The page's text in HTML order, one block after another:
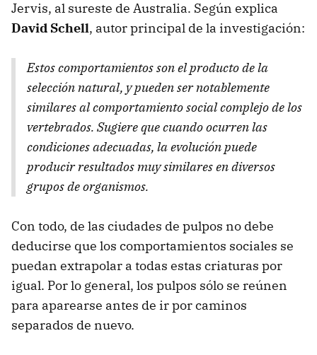
Jervis, al sureste de Australia. Según explica
David Schell, autor principal de la investigación:
Estos comportamientos son el producto de la
selección natural, y pueden ser notablemente
similares al comportamiento social complejo de los
vertebrados. Sugiere que cuando ocurren las
condiciones adecuadas, la evolución puede
producir resultados muy similares en diversos
grupos de organismos.
Con todo, de las ciudades de pulpos no debe
deducirse que los comportamientos sociales se
puedan extrapolar a todas estas criaturas por
igual. Por lo general, los pulpos sólo se reúnen
para aparearse antes de ir por caminos
separados de nuevo.